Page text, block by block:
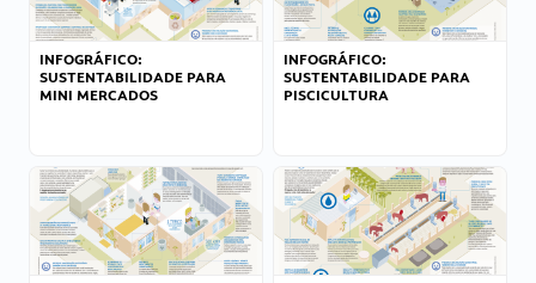
INFOGRÁFICO:
SUSTENTABILIDADE PARA
MINI MERCADOS
INFOGRÁFICO:
SUSTENTABILIDADE PARA
PISCICULTURA